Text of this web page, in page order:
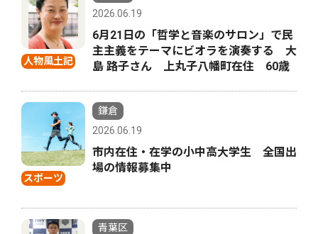
人物風土記
2026.06.19
6月21日の「哲学と音楽のサロン」で民
主主義をテーマにビオラを演奏する 大
島 路子さん 上丸子八幡町在住 60歳
スポーツ
鎌倉
2026.06.19
市内在住・在学の小中高大学生 全国出
場の情報募集中
青葉区